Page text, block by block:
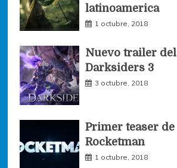
o r
m
r
latinoamerica
1 octubre, 2018
Nuevo trailer del
Darksiders 3
3 octubre, 2018
Primer teaser de
Rocketman
1 octubre, 2018